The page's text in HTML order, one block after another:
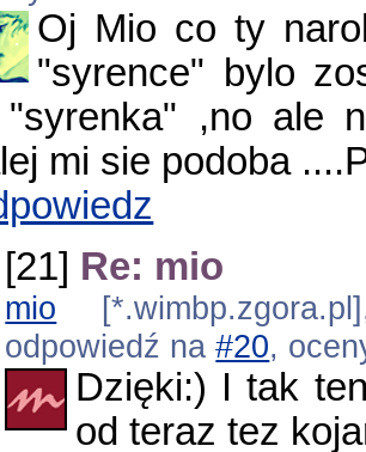
Oj Mio co ty
"syrence" bylo
,no ale
mi sie podoba
[21] Re: mio
mio
odpowiedź na#20,
Dzięki:) I tak
od teraz tez